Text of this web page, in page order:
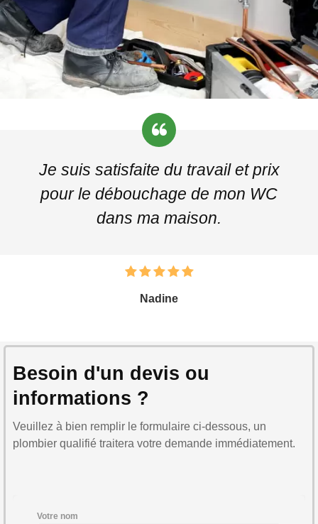
Je suis satisfaite du travail et prix
pour le débouchage de mon WC
dans ma maison.
Nadine
Besoin d'un devis ou
informations ?
Veuillez à bien remplir le formulaire ci-dessous, un
plombier qualifié traitera votre demande immédiatement.
Votre nom